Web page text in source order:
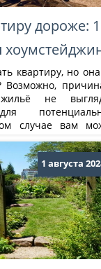
дороже:
квартиру, но
Возможно,
не
случае вам
— это комплекс
с целью
продажи. ...
1 августа